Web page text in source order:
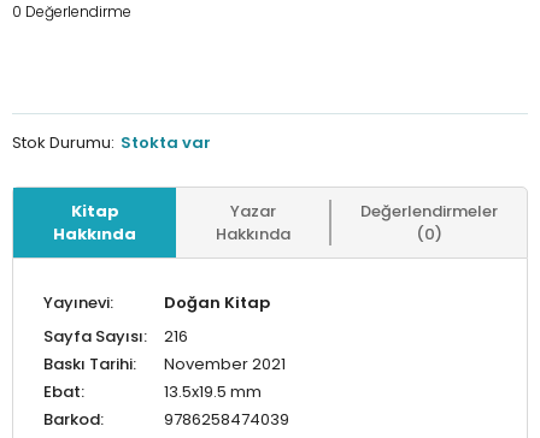
0 Değerlendirme
Stok Durumu: Stokta var
Kitap
Hakkında
Yazar
Hakkında
Değerlendirmeler
(0)
Yayınevi:
Doğan Kitap
Sayfa Sayısı:
216
Baskı Tarihi:
November 2021
Ebat:
13.5x19.5 mm
Barkod:
9786258474039